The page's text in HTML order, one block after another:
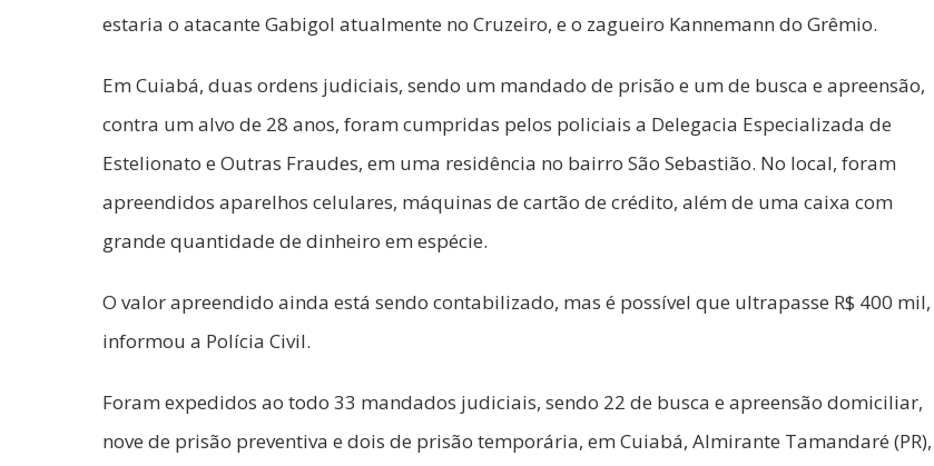
estaria o atacante Gabigol atualmente no Cruzeiro, e o zagueiro Kannemann do Grêmio.
Em Cuiabá, duas ordens judiciais, sendo um mandado de prisão e um de busca e apreensão,
contra um alvo de 28 anos, foram cumpridas pelos policiais a Delegacia Especializada de
Estelionato e Outras Fraudes, em uma residência no bairro São Sebastião. No local, foram
apreendidos aparelhos celulares, máquinas de cartão de crédito, além de uma caixa com
grande quantidade de dinheiro em espécie.
O valor apreendido ainda está sendo contabilizado, mas é possível que ultrapasse R$ 400 mil,
informou a Polícia Civil.
Foram expedidos ao todo 33 mandados judiciais, sendo 22 de busca e apreensão domiciliar,
nove de prisão preventiva e dois de prisão temporária, em Cuiabá, Almirante Tamandaré (PR),